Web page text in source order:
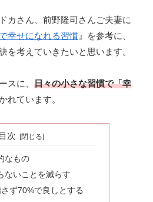
カさん、前野隆司さんご夫妻に
幸せになれる習慣 』を参考に、
を考えていきたいと思います。
スに、 日々の小さな習慣で「幸
れています。
目次
なもの
ないことを減らす
ず70%で良しとする